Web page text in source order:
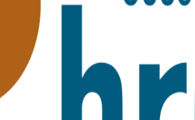
R
R
N
T